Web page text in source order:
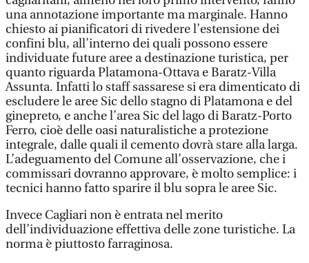
una annotazione importante ma marginale. Hanno
chiesto ai pianificatori di rivedere l’estensione dei
confini blu, all’interno dei quali possono essere
individuate future aree a destinazione turistica, per
quanto riguarda Platamona-Ottava e Baratz-Villa
Assunta. Infatti lo staff sassarese si era dimenticato di
escludere le aree Sic dello stagno di Platamona e del
ginepreto, e anche l’area Sic del lago di Baratz-Porto
Ferro, cioè delle oasi naturalistiche a protezione
integrale, dalle quali il cemento dovrà stare alla larga.
L’adeguamento del Comune all’osservazione, che i
commissari dovranno approvare, è molto semplice: i
tecnici hanno fatto sparire il blu sopra le aree Sic.
Invece Cagliari non è entrata nel merito
dell’individuazione effettiva delle zone turistiche. La
norma è piuttosto farraginosa.